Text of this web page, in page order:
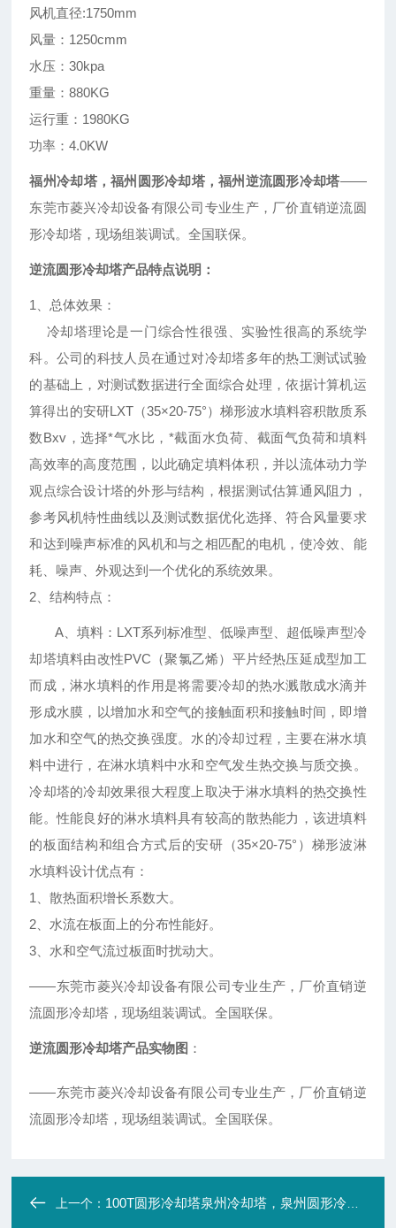
风机直径:1750mm
风量：1250cmm
水压：30kpa
重量：880KG
运行重：1980KG
功率：4.0KW
福州冷却塔，福州圆形冷却塔，福州逆流圆形冷却塔——
东莞市菱兴冷却设备有限公司专业生产，厂价直销逆流圆
形冷却塔，现场组装调试。全国联保。
逆流圆形冷却塔产品特点说明：
1
、总体效果：
冷却塔理论是一门综合性很强、实验性很高的系统学
科。公司的科技人员在通过对冷却塔多年的热工测试试验
的基础上，对测试数据进行全面综合处理，依据计算机运
算得出的安研LXT（35×20-75°）梯形波水填料容积散质系
数Βxv，选择*气水比，*截面水负荷、截面气负荷和填料
高效率的高度范围，以此确定填料体积，并以流体动力学
观点综合设计塔的外形与结构，根据测试估算通风阻力，
参考风机特性曲线以及测试数据优化选择、符合风量要求
和达到噪声标准的风机和与之相匹配的电机，使冷效、能
耗、噪声、外观达到一个优化的系统效果。
2、结构特点：
A、填料：LXT系列标准型、低噪声型、超低噪声型冷
却塔填料由改性PVC（聚氯乙烯）平片经热压延成型加工
而成，淋水填料的作用是将需要冷却的热水溅散成水滴并
形成水膜，以增加水和空气的接触面积和接触时间，即增
加水和空气的热交换强度。水的冷却过程，主要在淋水填
料中进行，在淋水填料中水和空气发生热交换与质交换。
冷却塔的冷却效果很大程度上取决于淋水填料的热交换性
能。性能良好的淋水填料具有较高的散热能力，该进填料
的板面结构和组合方式后的安研（35×20-75°）梯形波淋
水填料设计优点有：
1、散热面积增长系数大。
2、水流在板面上的分布性能好。
3、水和空气流过板面时扰动大。
——东莞市菱兴冷却设备有限公司专业生产，厂价直销逆
流圆形冷却塔，现场组装调试。全国联保。
逆流圆形冷却塔产品实物图 ：
——东莞市菱兴冷却设备有限公司专业生产，厂价直销逆
流圆形冷却塔，现场组装调试。全国联保。
上一个： 100T圆形冷却塔泉州冷却塔，泉州圆形冷却塔，泉州逆流圆形冷却塔